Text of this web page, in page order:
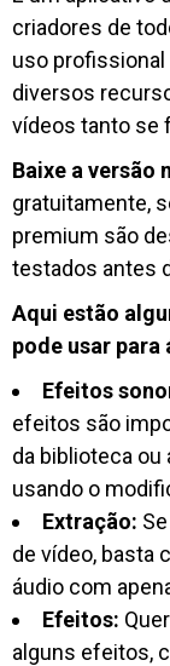
criadores de
uso
diversos
vídeos tanto se
Baixe a versão
gratuitamente,
premium são
testados antes
Aqui estão
pode usar para
Efeitos
efeitos são
da biblioteca ou
usando o
Extração:
de vídeo, basta
áudio com
Efeitos:
alguns efeitos,